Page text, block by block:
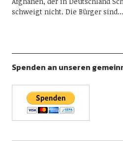
schweigt nicht. Die Bürger sind…
Spenden an unseren